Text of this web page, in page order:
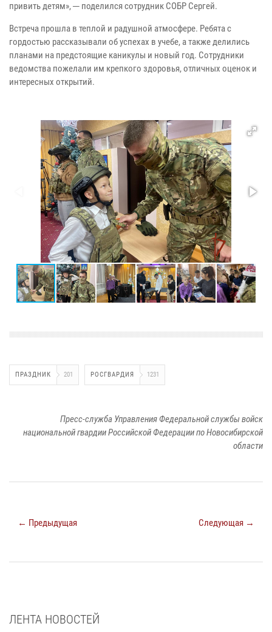
привить детям», ─ поделился сотрудник СОБР Сергей.
Встреча прошла в теплой и радушной атмосфере. Ребята с
гордостью рассказывали об успехах в учебе, а также делились
планами на предстоящие каникулы и новый год. Сотрудники
ведомства пожелали им крепкого здоровья, отличных оценок и
интересных открытий.
ПРАЗДНИК 201 РОСГВАРДИЯ 1231
Пресс-служба Управления Федеральной службы войск
национальной гвардии Российской Федерации по Новосибирской
области
← Предыдущая Следующая →
ЛЕНТА НОВОСТЕЙ